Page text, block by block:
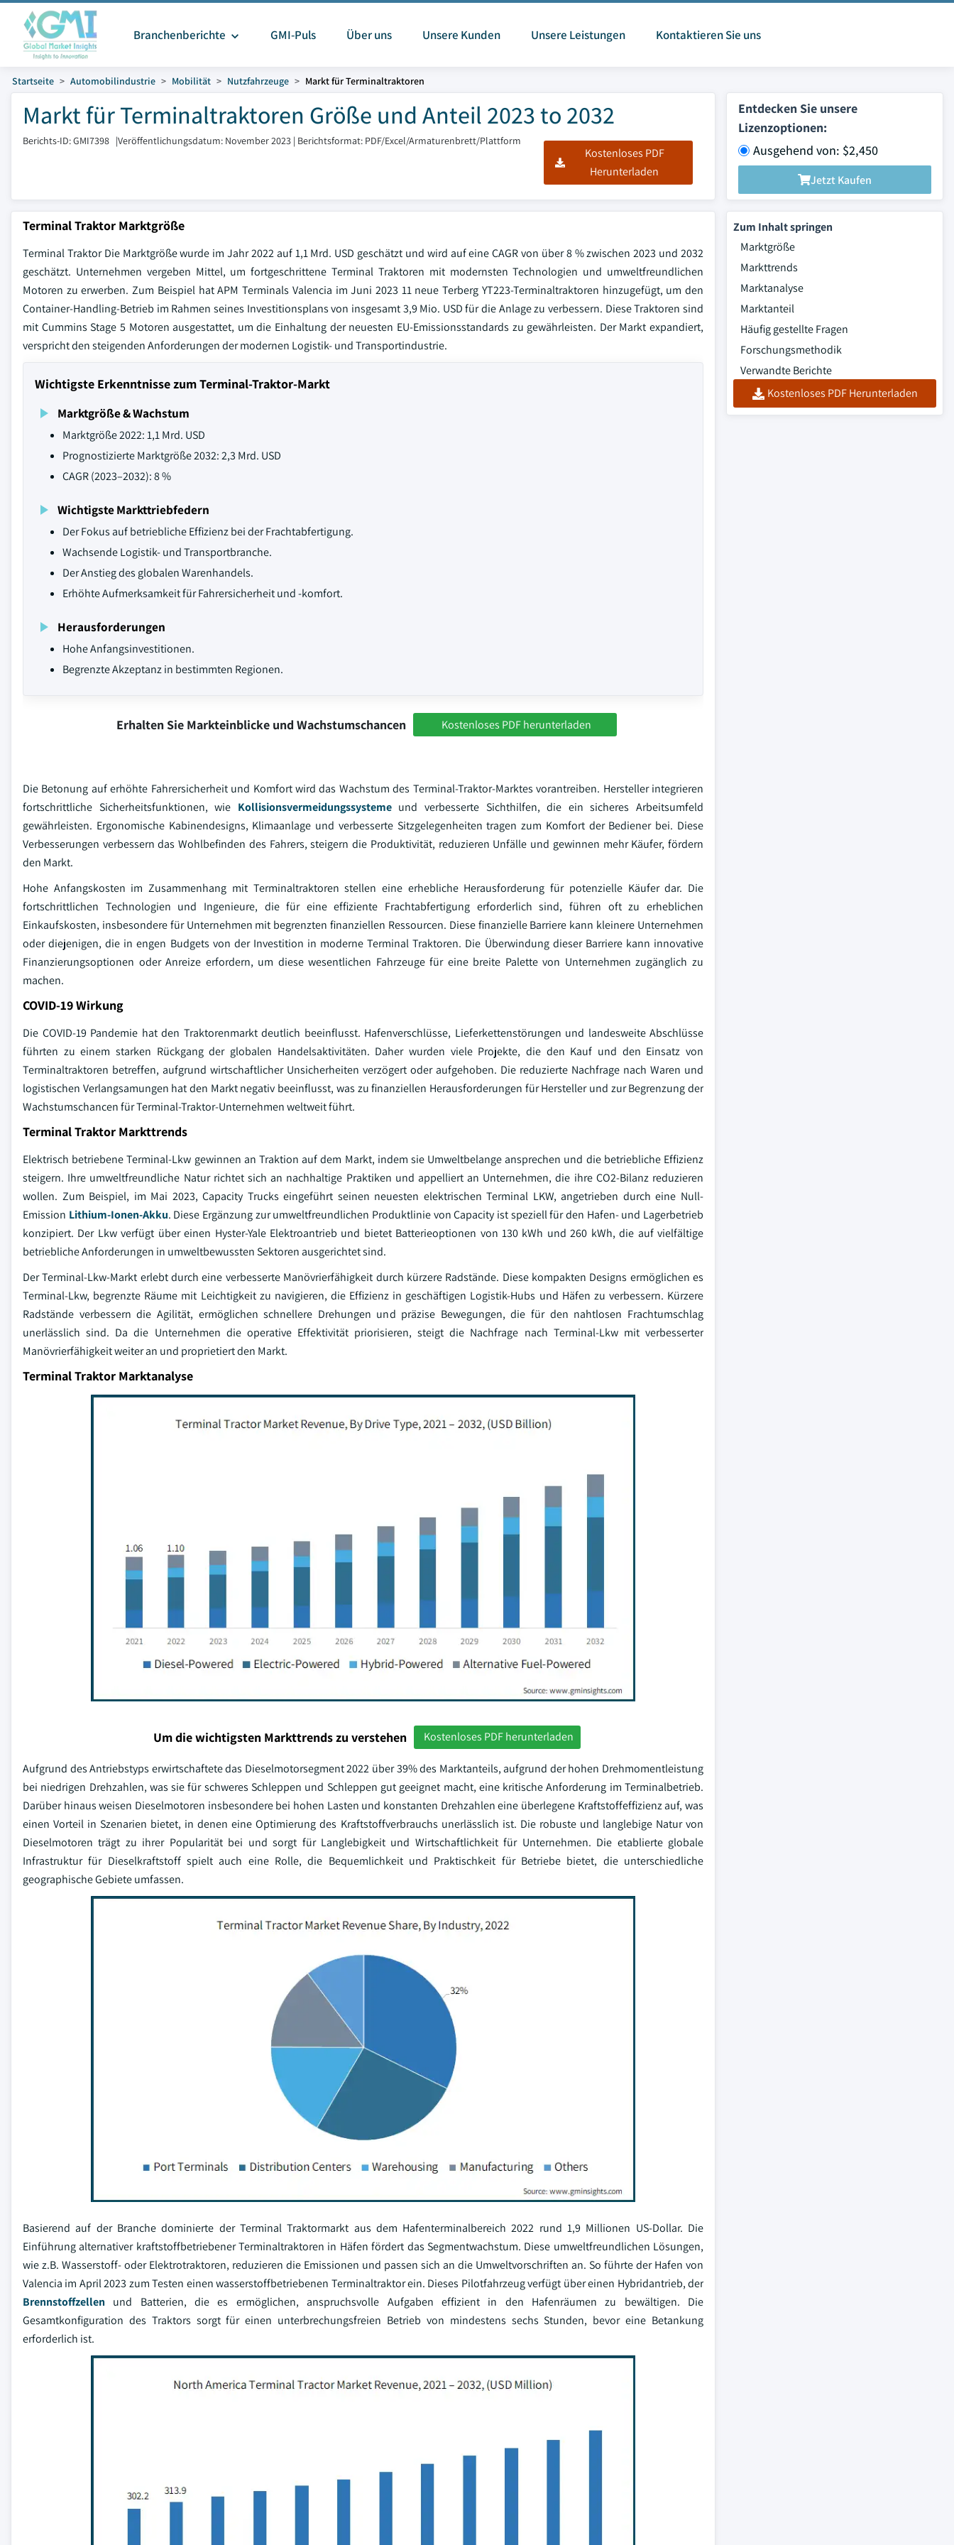
Branchenberichte GMI-Puls Über uns Unsere Kunden Unsere Leistungen Kontaktieren Sie uns
Startseite Automobilindustrie Mobilität Nutzfahrzeuge Markt für Terminaltraktoren
Markt für Terminaltraktoren Größe und Anteil 2023 to 2032
Berichts-ID: GMI7398 |Veröffentlichungsdatum: November 2023 | Berichtsformat: PDF/Excel/Armaturenbrett/Plattform
Kostenloses PDF
Herunterladen
Entdecken Sie unsere
Lizenzoptionen:
Ausgehend von: $2,450
Jetzt Kaufen
Terminal Traktor Marktgröße
Terminal Traktor Die Marktgröße wurde im Jahr 2022 auf 1,1 Mrd. USD geschätzt und wird auf eine CAGR von über 8 % zwischen 2023 und 2032
geschätzt. Unternehmen vergeben Mittel, um fortgeschrittene Terminal Traktoren mit modernsten Technologien und umweltfreundlichen
Motoren zu erwerben. Zum Beispiel hat APM Terminals Valencia im Juni 2023 11 neue Terberg YT223-Terminaltraktoren hinzugefügt, um den
Container-Handling-Betrieb im Rahmen seines Investitionsplans von insgesamt 3,9 Mio. USD für die Anlage zu verbessern. Diese Traktoren sind
mit Cummins Stage 5 Motoren ausgestattet, um die Einhaltung der neuesten EU-Emissionsstandards zu gewährleisten. Der Markt expandiert,
verspricht den steigenden Anforderungen der modernen Logistik- und Transportindustrie.
Wichtigste Erkenntnisse zum Terminal-Traktor-Markt
Marktgröße & Wachstum
Marktgröße 2022: 1,1 Mrd. USD
Prognostizierte Marktgröße 2032: 2,3 Mrd. USD
CAGR (2023–2032): 8 %
Wichtigste Markttriebfedern
Der Fokus auf betriebliche Effizienz bei der Frachtabfertigung.
Wachsende Logistik- und Transportbranche.
Der Anstieg des globalen Warenhandels.
Erhöhte Aufmerksamkeit für Fahrersicherheit und -komfort.
Herausforderungen
Hohe Anfangsinvestitionen.
Begrenzte Akzeptanz in bestimmten Regionen.
Erhalten Sie Markteinblicke und Wachstumschancen Kostenloses PDF herunterladen
Die Betonung auf erhöhte Fahrersicherheit und Komfort wird das Wachstum des Terminal-Traktor-Marktes vorantreiben. Hersteller integrieren
fortschrittliche Sicherheitsfunktionen, wie Kollisionsvermeidungssystemeund verbesserte Sichthilfen, die ein sicheres Arbeitsumfeld
gewährleisten. Ergonomische Kabinendesigns, Klimaanlage und verbesserte Sitzgelegenheiten tragen zum Komfort der Bediener bei. Diese
Verbesserungen verbessern das Wohlbefinden des Fahrers, steigern die Produktivität, reduzieren Unfälle und gewinnen mehr Käufer, fördern
den Markt.
Hohe Anfangskosten im Zusammenhang mit Terminaltraktoren stellen eine erhebliche Herausforderung für potenzielle Käufer dar. Die
fortschrittlichen Technologien und Ingenieure, die für eine effiziente Frachtabfertigung erforderlich sind, führen oft zu erheblichen
Einkaufskosten, insbesondere für Unternehmen mit begrenzten finanziellen Ressourcen. Diese finanzielle Barriere kann kleinere Unternehmen
oder diejenigen, die in engen Budgets von der Investition in moderne Terminal Traktoren. Die Überwindung dieser Barriere kann innovative
Finanzierungsoptionen oder Anreize erfordern, um diese wesentlichen Fahrzeuge für eine breite Palette von Unternehmen zugänglich zu
machen.
COVID-19 Wirkung
Die COVID-19 Pandemie hat den Traktorenmarkt deutlich beeinflusst. Hafenverschlüsse, Lieferkettenstörungen und landesweite Abschlüsse
führten zu einem starken Rückgang der globalen Handelsaktivitäten. Daher wurden viele Projekte, die den Kauf und den Einsatz von
Terminaltraktoren betreffen, aufgrund wirtschaftlicher Unsicherheiten verzögert oder aufgehoben. Die reduzierte Nachfrage nach Waren und
logistischen Verlangsamungen hat den Markt negativ beeinflusst, was zu finanziellen Herausforderungen für Hersteller und zur Begrenzung der
Wachstumschancen für Terminal-Traktor-Unternehmen weltweit führt.
Terminal Traktor Markttrends
Elektrisch betriebene Terminal-Lkw gewinnen an Traktion auf dem Markt, indem sie Umweltbelange ansprechen und die betriebliche Effizienz
steigern. Ihre umweltfreundliche Natur richtet sich an nachhaltige Praktiken und appelliert an Unternehmen, die ihre CO2-Bilanz reduzieren
wollen. Zum Beispiel, im Mai 2023, Capacity Trucks eingeführt seinen neuesten elektrischen Terminal LKW, angetrieben durch eine Null-
Emission Lithium-Ionen-Akku. Diese Ergänzung zur umweltfreundlichen Produktlinie von Capacity ist speziell für den Hafen- und Lagerbetrieb
konzipiert. Der Lkw verfügt über einen Hyster-Yale Elektroantrieb und bietet Batterieoptionen von 130 kWh und 260 kWh, die auf vielfältige
betriebliche Anforderungen in umweltbewussten Sektoren ausgerichtet sind.
Der Terminal-Lkw-Markt erlebt durch eine verbesserte Manövrierfähigkeit durch kürzere Radstände. Diese kompakten Designs ermöglichen es
Terminal-Lkw, begrenzte Räume mit Leichtigkeit zu navigieren, die Effizienz in geschäftigen Logistik-Hubs und Häfen zu verbessern. Kürzere
Radstände verbessern die Agilität, ermöglichen schnellere Drehungen und präzise Bewegungen, die für den nahtlosen Frachtumschlag
unerlässlich sind. Da die Unternehmen die operative Effektivität priorisieren, steigt die Nachfrage nach Terminal-Lkw mit verbesserter
Manövrierfähigkeit weiter an und proprietiert den Markt.
Terminal Traktor Marktanalyse
Um die wichtigsten Markttrends zu verstehen Kostenloses PDF herunterladen
Aufgrund des Antriebstyps erwirtschaftete das Dieselmotorsegment 2022 über 39% des Marktanteils, aufgrund der hohen Drehmomentleistung
bei niedrigen Drehzahlen, was sie für schweres Schleppen und Schleppen gut geeignet macht, eine kritische Anforderung im Terminalbetrieb.
Darüber hinaus weisen Dieselmotoren insbesondere bei hohen Lasten und konstanten Drehzahlen eine überlegene Kraftstoffeffizienz auf, was
einen Vorteil in Szenarien bietet, in denen eine Optimierung des Kraftstoffverbrauchs unerlässlich ist. Die robuste und langlebige Natur von
Dieselmotoren trägt zu ihrer Popularität bei und sorgt für Langlebigkeit und Wirtschaftlichkeit für Unternehmen. Die etablierte globale
Infrastruktur für Dieselkraftstoff spielt auch eine Rolle, die Bequemlichkeit und Praktischkeit für Betriebe bietet, die unterschiedliche
geographische Gebiete umfassen.
Basierend auf der Branche dominierte der Terminal Traktormarkt aus dem Hafenterminalbereich 2022 rund 1,9 Millionen US-Dollar. Die
Einführung alternativer kraftstoffbetriebener Terminaltraktoren in Häfen fördert das Segmentwachstum. Diese umweltfreundlichen Lösungen,
wie z.B. Wasserstoff- oder Elektrotraktoren, reduzieren die Emissionen und passen sich an die Umweltvorschriften an. So führte der Hafen von
Valencia im April 2023 zum Testen einen wasserstoffbetriebenen Terminaltraktor ein. Dieses Pilotfahrzeug verfügt über einen Hybridantrieb, der
Brennstoffzellen und Batterien, die es ermöglichen, anspruchsvolle Aufgaben effizient in den Hafenräumen zu bewältigen. Die
Gesamtkonfiguration des Traktors sorgt für einen unterbrechungsfreien Betrieb von mindestens sechs Stunden, bevor eine Betankung
erforderlich ist.
Zum Inhalt springen
Marktgröße
Markttrends
Marktanalyse
Marktanteil
Häufig gestellte Fragen
Forschungsmethodik
Verwandte Berichte
Kostenloses PDF Herunterladen